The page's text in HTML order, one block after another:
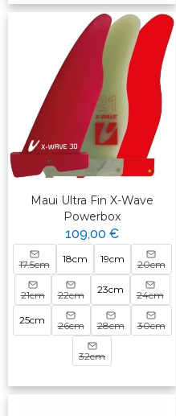
Maui Ultra Fin X-Wave
Powerbox
109,00 €
17.5cm 18cm 19cm 20cm
21cm 22cm 23cm 24cm
25cm 26cm 28cm 30cm
32cm